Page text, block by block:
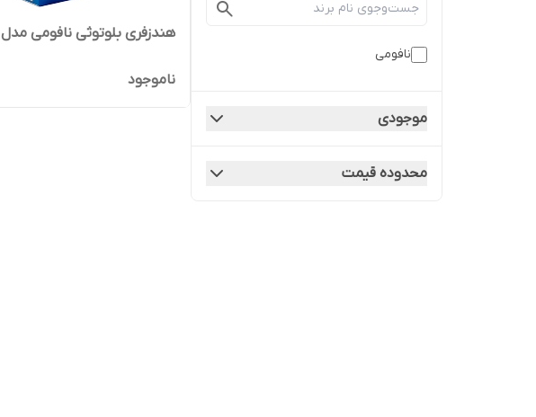
نافومی
موجودی
محدوده قیمت
هندزفری بلوتوثی نافومی مدل EB350
ناموجود